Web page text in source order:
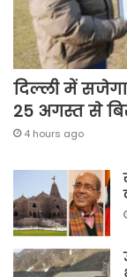
दिल्ली में
25 अगस्त से
4 hours ago